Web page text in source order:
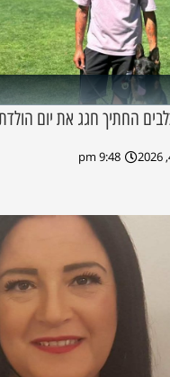
החתיך חגג את יום
9:48 pm